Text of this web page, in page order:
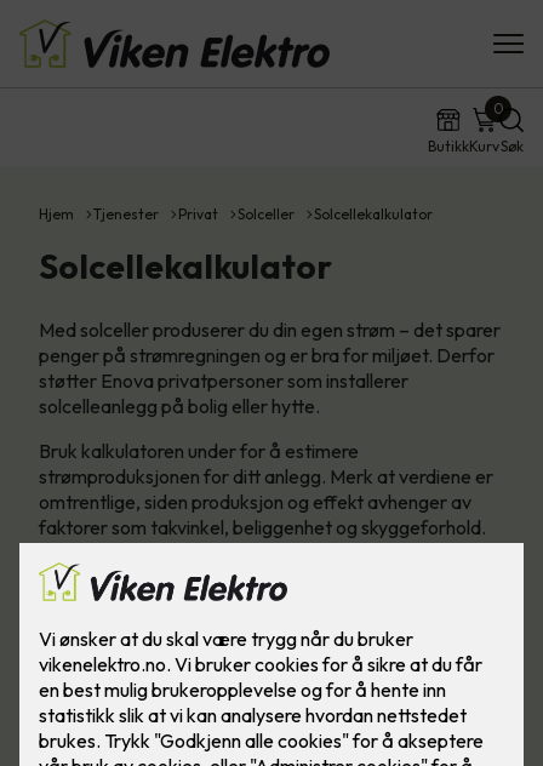
ButikkKurv
0
Søk
Hjem Tjenester Privat Solceller Solcellekalkulator
Solcellekalkulator
Med solceller produserer du din egen strøm – det sparer
penger på strømregningen og er bra for miljøet. Derfor
støtter Enova privatpersoner som installerer
solcelleanlegg på bolig eller hytte.
Bruk kalkulatoren under for å estimere
strømproduksjonen for ditt anlegg. Merk at verdiene er
omtrentlige, siden produksjon og effekt avhenger av
faktorer som takvinkel, beliggenhet og skyggeforhold.